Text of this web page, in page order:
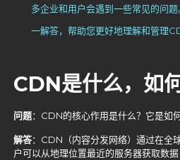
多企业和用户会遇到一些常见的问
一解答，帮助您更好地理解和管理
CDN是什么，如
问题：CDN的核心作用是什么？它是如
解答：CDN（内容分发网络）通过在全
户可以从地理位置最近的服务器获取数